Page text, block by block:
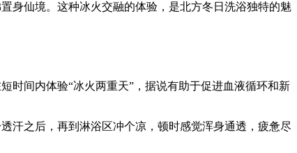
身仙境。这种冰火交融的体验，是北方冬日洗浴独特的魅
时间内体验“冰火两重天”，据说有助于促进血液循环和新
汗之后，再到淋浴区冲个凉，顿时感觉浑身通透，疲惫尽